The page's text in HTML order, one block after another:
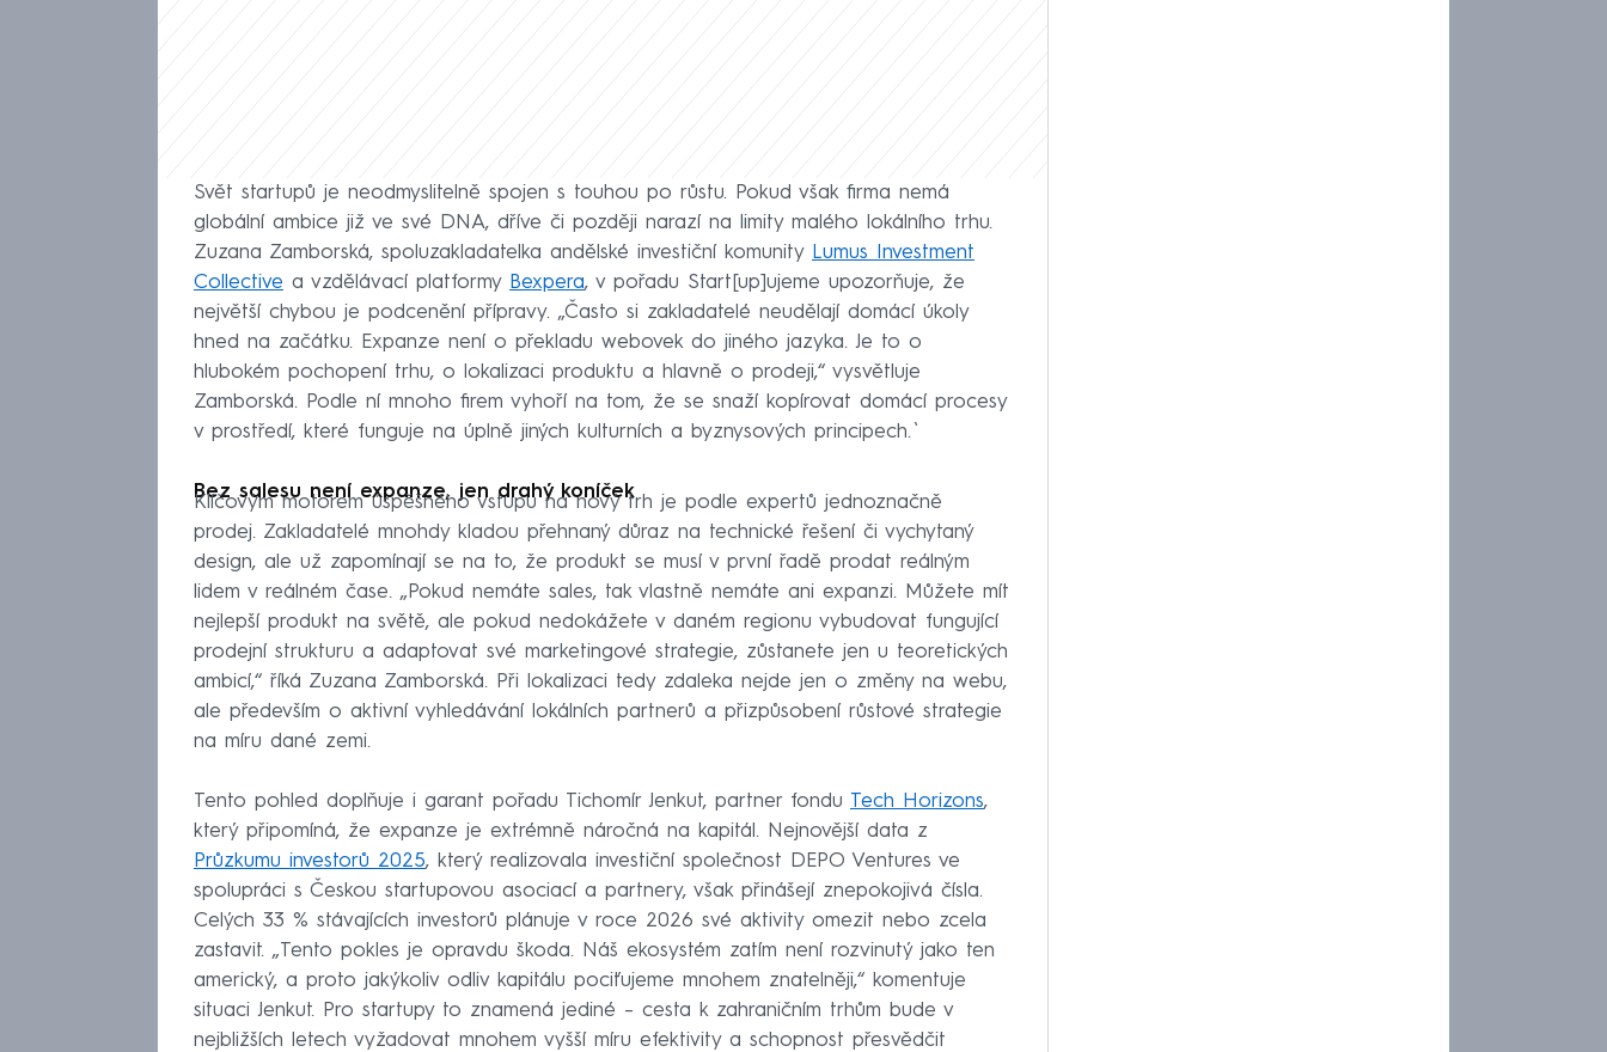
Svět startupů je neodmyslitelně spojen s touhou po růstu. Pokud však firma nemá
globální ambice již ve své DNA, dříve či později narazí na limity malého lokálního trhu.
Zuzana Zamborská, spoluzakladatelka andělské investiční komunity Lumus Investment
Collective a vzdělávací platformy Bexpera, v pořadu Start[up]ujeme upozorňuje, že
největší chybou je podcenění přípravy. „Často si zakladatelé neudělají domácí úkoly
hned na začátku. Expanze není o překladu webovek do jiného jazyka. Je to o
hlubokém pochopení trhu, o lokalizaci produktu a hlavně o prodeji,“ vysvětluje
Zamborská. Podle ní mnoho firem vyhoří na tom, že se snaží kopírovat domácí procesy
v prostředí, které funguje na úplně jiných kulturních a byznysových principech.`
Bez salesu není expanze, jen drahý koníček
Klíčovým motorem úspěšného vstupu na nový trh je podle expertů jednoznačně
prodej. Zakladatelé mnohdy kladou přehnaný důraz na technické řešení či vychytaný
design, ale už zapomínají se na to, že produkt se musí v první řadě prodat reálným
lidem v reálném čase. „Pokud nemáte sales, tak vlastně nemáte ani expanzi. Můžete mít
nejlepší produkt na světě, ale pokud nedokážete v daném regionu vybudovat fungující
prodejní strukturu a adaptovat své marketingové strategie, zůstanete jen u teoretických
ambicí,“ říká Zuzana Zamborská. Při lokalizaci tedy zdaleka nejde jen o změny na webu,
ale především o aktivní vyhledávání lokálních partnerů a přizpůsobení růstové strategie
na míru dané zemi.
Tento pohled doplňuje i garant pořadu Tichomír Jenkut, partner fondu Tech Horizons,
který připomíná, že expanze je extrémně náročná na kapitál. Nejnovější data z
Průzkumu investorů 2025, který realizovala investiční společnost DEPO Ventures ve
spolupráci s Českou startupovou asociací a partnery, však přinášejí znepokojivá čísla.
Celých 33 % stávajících investorů plánuje v roce 2026 své aktivity omezit nebo zcela
zastavit. „Tento pokles je opravdu škoda. Náš ekosystém zatím není rozvinutý jako ten
americký, a proto jakýkoliv odliv kapitálu pociťujeme mnohem znatelněji,“ komentuje
situaci Jenkut. Pro startupy to znamená jediné – cesta k zahraničním trhům bude v
nejbližších letech vyžadovat mnohem vyšší míru efektivity a schopnost přesvědčit